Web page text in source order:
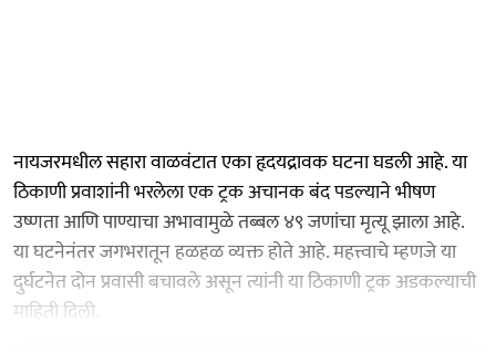
नायजरमधील सहारा वाळवंटात एका हृदयद्रावक घटना घडली आहे. या
ठिकाणी प्रवाशांनी भरलेला एक ट्रक अचानक बंद पडल्याने भीषण
उष्णता आणि पाण्याचा अभावामुळे तब्बल ४९ जणांचा मृत्यू झाला आहे.
या घटनेनंतर जगभरातून हळहळ व्यक्त होते आहे. महत्त्वाचे म्हणजे या
दुर्घटनेत दोन प्रवासी बचावले असून त्यांनी या ठिकाणी ट्रक अडकल्याची
माहिती दिली.